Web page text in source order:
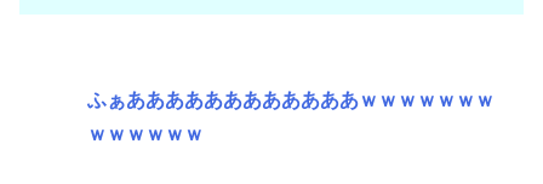
ふぁああああああああああああｗｗｗｗｗｗｗ
ｗｗｗｗｗｗ